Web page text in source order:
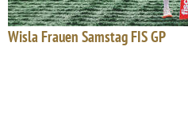
Wisla Frauen Samstag FIS GP